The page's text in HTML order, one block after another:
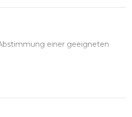
einer geeigneten